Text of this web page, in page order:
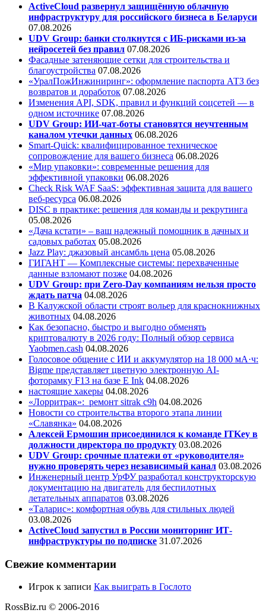
ActiveCloud развернул защищённую облачную
инфраструктуру для российского бизнеса в Беларуси
07.08.2026
UDV Group: банки столкнутся с ИБ-рисками из-за
нейросетей без правил 07.08.2026
Фасадные затеняющие сетки для строительства и
благоустройства 07.08.2026
«УралПожИнжиниринг»: оформление паспорта АТЗ без
возвратов и доработок 07.08.2026
Изменения API, SDK, правил и функций соцсетей — в
одном источнике 07.08.2026
UDV Group: ИИ-чат-боты становятся неучтенным
каналом утечки данных 06.08.2026
Smart-Quick: квалифицированное техническое
сопровождение для вашего бизнеса 06.08.2026
«Мир упаковки»: современные решения для
эффективной упаковки 06.08.2026
Check Risk WAF SaaS: эффективная защита для вашего
веб-ресурса 06.08.2026
DISC в практике: решения для команды и рекрутинга
05.08.2026
«Дача кстати» – ваш надежный помощник в дачных и
садовых работах 05.08.2026
Jazz Play: джазовый ансамбль цена 05.08.2026
ГИГАНТ — Комплексные системы: перехваченные
данные взломают позже 04.08.2026
UDV Group: при Zero-Day компаниям нельзя просто
ждать патча 04.08.2026
В Калужской области строят вольер для краснокнижных
животных 04.08.2026
Как безопасно, быстро и выгодно обменять
криптовалюту в 2026 году: Полный обзор сервиса
Yaobmen.cash 04.08.2026
Голосовое общение с ИИ и аккумулятор на 18 000 мА·ч:
Bigme представляет цветную электронную AI-
фоторамку F13 на базе E Ink 04.08.2026
настоящие хакеры 04.08.2026
«Лорритрак»: ремонт sitrak c9h 04.08.2026
Новости со строительства второго этапа линии
«Славянка» 04.08.2026
Алексей Ермошин присоединился к команде ITKey в
должности директора по продукту 03.08.2026
UDV Group: срочные платежи от «руководителя»
нужно проверять через независимый канал 03.08.2026
Инженерный центр УрФУ разработал конструкторскую
документацию на двигатель для беспилотных
летательных аппаратов 03.08.2026
«Таларис»: комфортная обувь для стильных людей
03.08.2026
ActiveCloud запустил в России мониторинг ИТ-
инфраструктуры по подписке 31.07.2026
Свежие комментарии
Игрок к записи Как выиграть в Гослото
RossBiz.ru © 2006-2016